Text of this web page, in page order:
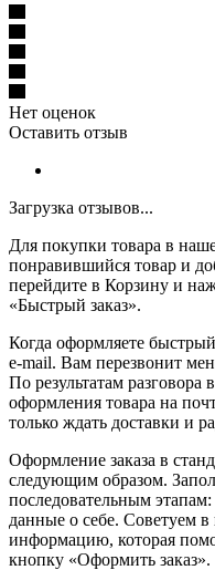
Нет оценок
Оставить отзыв
Загрузка отзывов...
Для покупки товара в
понравившийся товар и
перейдите в Корзину и
«Быстрый заказ».
Когда оформляете
e-mail. Вам перезвонит
По результатам
оформления товара на
только ждать доставки и
Оформление заказа в
следующим образом.
последовательным
данные о себе. Советуем в
информацию, которая
кнопку «Оформить заказ».